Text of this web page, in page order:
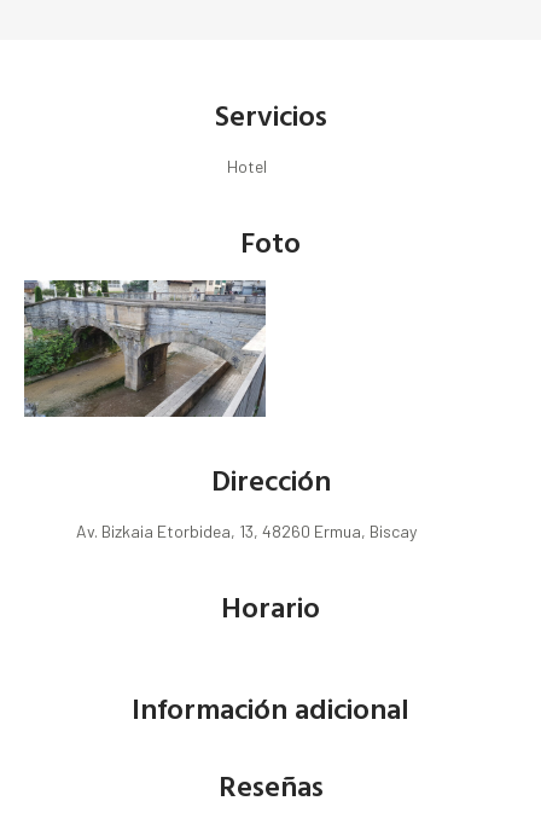
Servicios
Hotel
Foto
Dirección
Av. Bizkaia Etorbidea, 13, 48260 Ermua, Biscay
Horario
Información adicional
Reseñas